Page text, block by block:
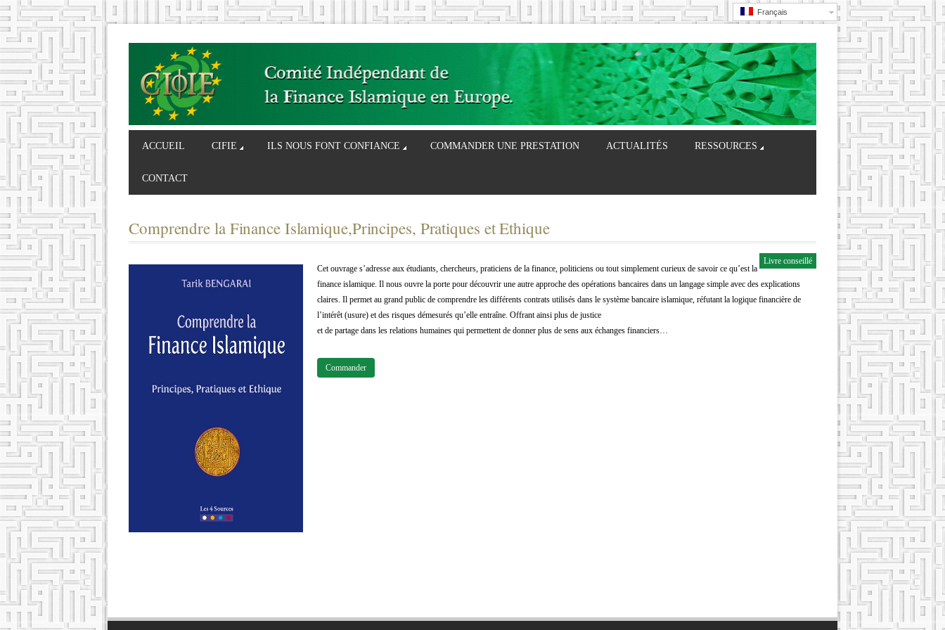
Français
ACCUEIL CIFIE ILS NOUS FONT CONFIANCE COMMANDER UNE PRESTATION ACTUALITÉS RESSOURCES
CONTACT
Comprendre la Finance Islamique,Principes, Pratiques et Ethique
Livre conseillé
Cet ouvrage s’adresse aux étudiants, chercheurs, praticiens de la finance, politiciens ou tout simplement curieux de savoir ce qu’est la
finance islamique. Il nous ouvre la porte pour découvrir une autre approche des opérations bancaires dans un langage simple avec des explications
claires. Il permet au grand public de comprendre les différents contrats utilisés dans le système bancaire islamique, réfutant la logique financière de
l’intérêt (usure) et des risques démesurés qu’elle entraîne. Offrant ainsi plus de justice
et de partage dans les relations humaines qui permettent de donner plus de sens aux échanges financiers…
Commander